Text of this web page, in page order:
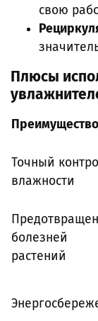
свою
Плюсы
Преимущество
Точный
влажности
болезней
растений